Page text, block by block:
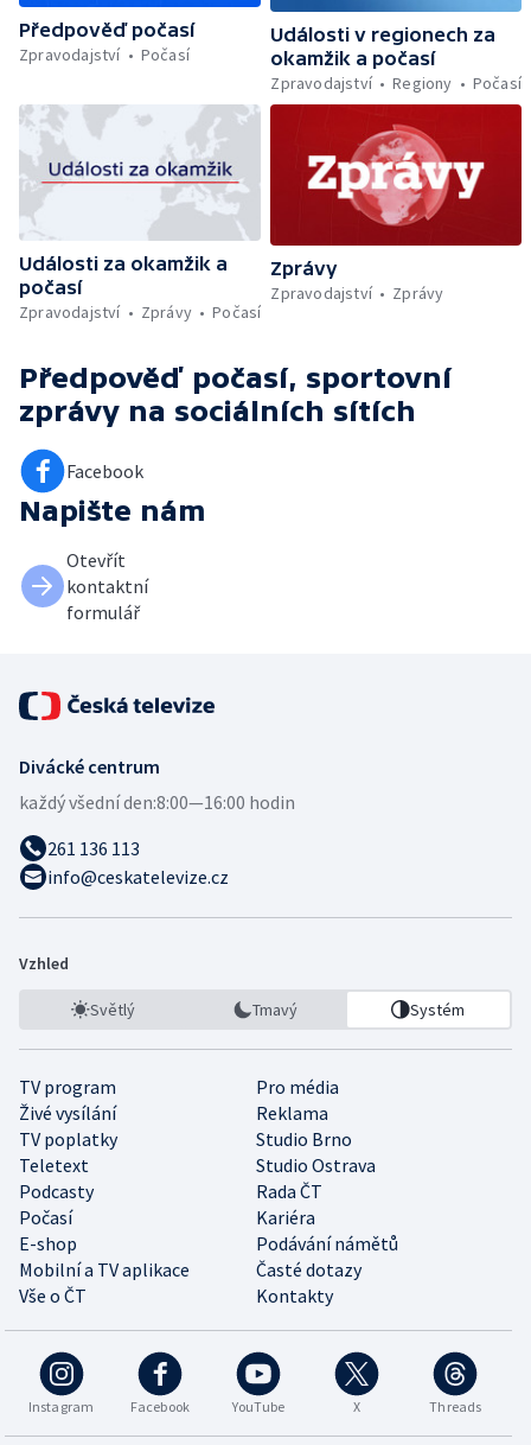
Předpověď počasí
Zpravodajství
Počasí
Události v regionech za
okamžik a počasí
Zpravodajství
Regiony Počasí
Události za okamžik a
počasí
Zpravodajství
Zprávy Počasí
Zprávy
Zpravodajství
Zprávy
Předpověď počasí, sportovní
zprávy na sociálních sítích
Facebook
Napište nám
Otevřít
kontaktní
formulář
Divácké centrum
každý všední den:8:00—16:00 hodin
261 136 113
info@ceskatelevize.cz
Vzhled
Světlý Tmavý Systém
TV program
Pro média
Živé vysílání
Reklama
TV poplatky
Studio Brno
Teletext
Studio Ostrava
Podcasty
Rada ČT
Počasí
Kariéra
E-shop
Podávání námětů
Mobilní a TV aplikace
Časté dotazy
Vše o ČT
Kontakty
Instagram Facebook YouTube X Threads